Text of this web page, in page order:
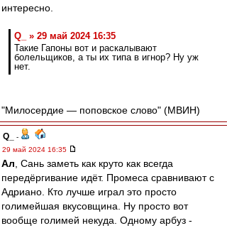
интересно.
Q_ » 29 май 2024 16:35
Такие Гапоны вот и раскалывают
болельщиков, а ты их типа в игнор? Ну уж
нет.
"Милосердие — поповское слово" (МВИН)
Q_
-
29 май 2024 16:35
Ал , Сань заметь как круто как всегда
передёргивание идёт. Промеса сравнивают с
Адриано. Кто лучше играл это просто
голимейшая вкусовщина. Ну просто вот
вообще голимей некуда. Одному арбуз -